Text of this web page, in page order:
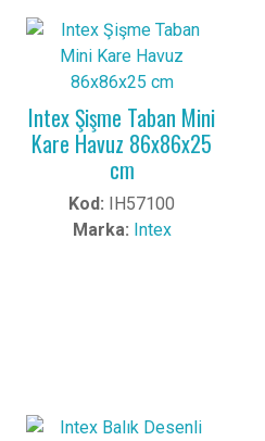
Intex Şişme Taban Mini
Kare Havuz 86x86x25
cm
Kod: IH57100
Marka: Intex